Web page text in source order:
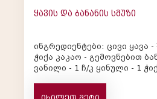
ყავის და ბანანის სმუზი
ინგრედიენტები: ცივი ყავა - ½ ჭიქა რძე - ½
ჭიქა კაკაო - გემოვნებით ბანანი - 1 ცალი